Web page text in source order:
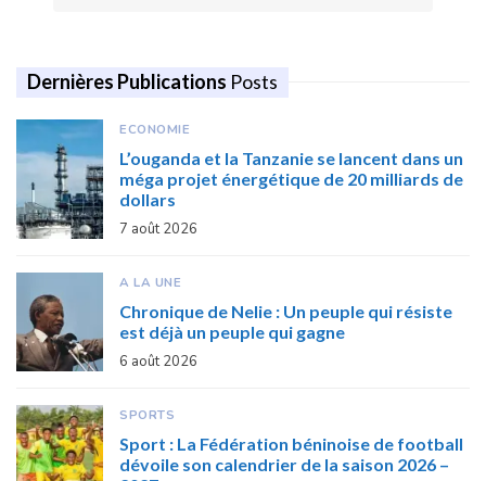
Dernières Publications Posts
ECONOMIE
L’ouganda et la Tanzanie se lancent dans un
méga projet énergétique de 20 milliards de
dollars
7 août 2026
A LA UNE
Chronique de Nelie : Un peuple qui résiste
est déjà un peuple qui gagne
6 août 2026
SPORTS
Sport : La Fédération béninoise de football
dévoile son calendrier de la saison 2026 –